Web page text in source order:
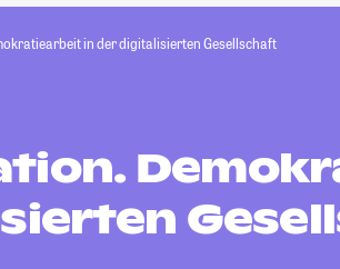
in der digitalisierten Gesellschaft